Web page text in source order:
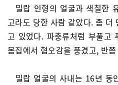
밀랍 인형의 얼굴과 색칠한
고라도 당한 사람 같았다. 좀 더
고 있었다. 파충류처럼 부풀고
몸집에서 혐오감을 풍겼고, 반
밀랍 얼굴의 사내는 16년 동